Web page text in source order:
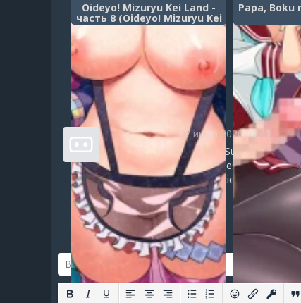
Oideyo! Mizuryu Kei Land -
часть 8 (Oideyo! Mizuryu Kei
Land the 8th day)
Papa, Boku
Jacques Mejia 27 июля 2026 01:41
Hello from Dreamproxies Superb proxies
https://tiny.cc/DreamProxies-Sales Fully
50% Discounts for all proxies packages -